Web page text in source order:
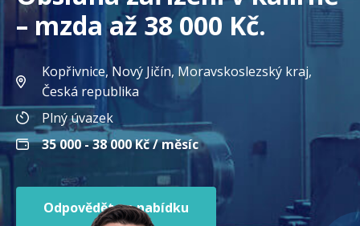
Jazyk
Česká republika
Země
region
– mzda až 38 000 Kč.
Kopřivnice, Nový Jičín, Moravskoslezský kraj,
Česká republika
Plný úvazek
35 000 - 38 000Kč / měsíc
Odpovědět na nabídku